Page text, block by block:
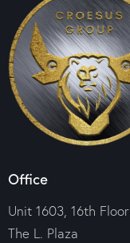
Office
Unit 1603, 16th Floor
The L. Plaza